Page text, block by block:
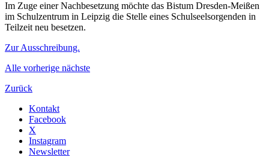
Im Zuge einer Nachbesetzung möchte das Bistum Dresden-Meißen
im Schulzentrum in Leipzig die Stelle eines Schulseelsorgenden in
Teilzeit neu besetzen.
Zur Ausschreibung.
Alle vorherige nächste
Zurück
Kontakt
Facebook
X
Instagram
Newsletter